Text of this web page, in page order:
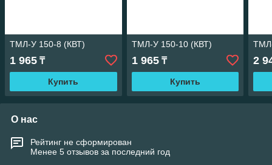
ТМЛ-У 150-8 (КВТ)
1 965 ₸
Купить
ТМЛ-У 150-10 (КВТ)
1 965₸
Купить
2
О нас
Рейтинг не сформирован
Менее 5 отзывов за последний год